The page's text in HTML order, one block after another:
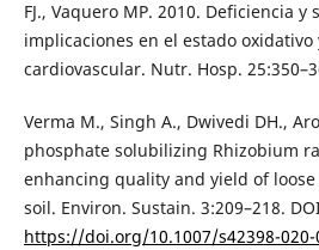
FJ., Vaquero MP. 2010. Deficiencia
implicaciones en el estado oxidativo
cardiovascular. Nutr. Hosp.
Verma M., Singh A., Dwivedi DH.,
phosphate solubilizing Rhizobium
enhancing quality and yield of
soil. Environ. Sustain. 3:209–218.
https://doi.org/10.1007/s42398-020-